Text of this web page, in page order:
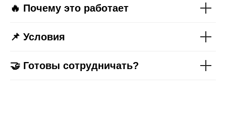
🔥 Почему это работает
📌 Условия
🤝 Готовы сотрудничать?